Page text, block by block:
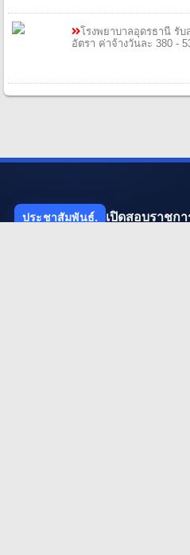
โรงพยาบาลอุดรธานี รั
อัตรา ค่าจ้างวันละ 380 -
ประชาสัมพันธ์. เปิดสอบราชก